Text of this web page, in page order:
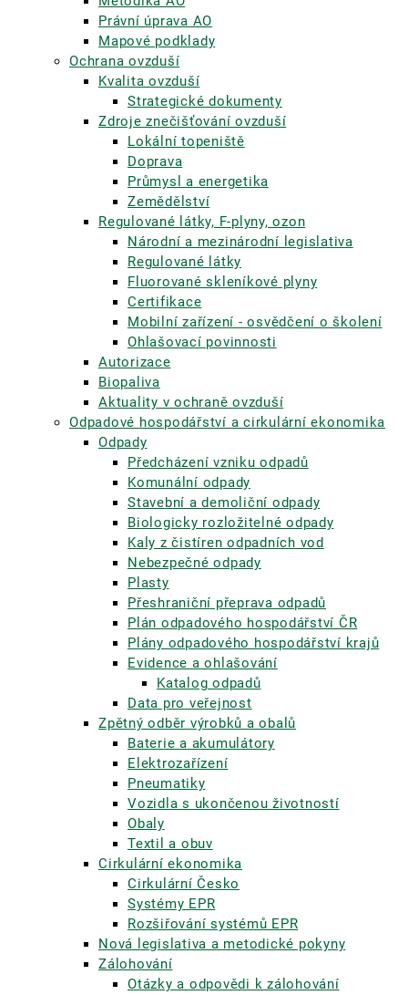
Právní úprava AO
Mapové podklady
Ochrana ovzduší
Kvalita ovzduší
Strategické dokumenty
Zdroje znečišťování ovzduší
Lokální topeniště
Doprava
Průmysl a energetika
Zemědělství
Regulované látky, F-plyny, ozon
Národní a mezinárodní legislativa
Regulované látky
Fluorované skleníkové plyny
Certifikace
Mobilní zařízení - osvědčení o školení
Ohlašovací povinnosti
Autorizace
Biopaliva
Aktuality v ochraně ovzduší
Odpadové hospodářství a cirkulární ekonomika
Odpady
Předcházení vzniku odpadů
Komunální odpady
Stavební a demoliční odpady
Biologicky rozložitelné odpady
Kaly z čistíren odpadních vod
Nebezpečné odpady
Plasty
Přeshraniční přeprava odpadů
Plán odpadového hospodářství ČR
Plány odpadového hospodářství krajů
Evidence a ohlašování
Katalog odpadů
Data pro veřejnost
Zpětný odběr výrobků a obalů
Baterie a akumulátory
Elektrozařízení
Pneumatiky
Vozidla s ukončenou životností
Obaly
Textil a obuv
Cirkulární ekonomika
Cirkulární Česko
Systémy EPR
Rozšiřování systémů EPR
Nová legislativa a metodické pokyny
Zálohování
Otázky a odpovědi k zálohování